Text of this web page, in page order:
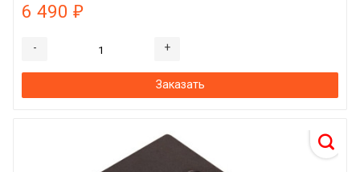
6 490 ₽
- +
Заказать